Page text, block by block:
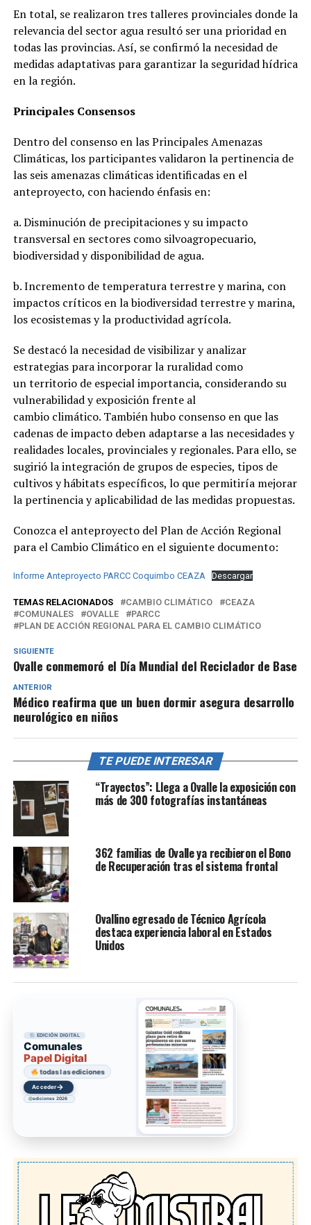
En total, se realizaron tres talleres provinciales donde la
relevancia del sector agua resultó ser una prioridad en
todas las provincias. Así, se confirmó la necesidad de
medidas adaptativas para garantizar la seguridad hídrica
en la región.
Principales Consensos
Dentro del consenso en las Principales Amenazas
Climáticas, los participantes validaron la pertinencia de
las seis amenazas climáticas identificadas en el
anteproyecto, con haciendo énfasis en:
a. Disminución de precipitaciones y su impacto
transversal en sectores como silvoagropecuario,
biodiversidad y disponibilidad de agua.
b. Incremento de temperatura terrestre y marina, con
impactos críticos en la biodiversidad terrestre y marina,
los ecosistemas y la productividad agrícola.
Se destacó la necesidad de visibilizar y analizar
estrategias para incorporar la ruralidad como
un territorio de especial importancia, considerando su
vulnerabilidad y exposición frente al
cambio climático. También hubo consenso en que las
cadenas de impacto deben adaptarse a las necesidades y
realidades locales, provinciales y regionales. Para ello, se
sugirió la integración de grupos de especies, tipos de
cultivos y hábitats específicos, lo que permitiría mejorar
la pertinencia y aplicabilidad de las medidas propuestas.
Conozca el anteproyecto del Plan de Acción Regional
para el Cambio Climático en el siguiente documento:
Informe Anteproyecto PARCC Coquimbo CEAZA Descargar
TEMAS RELACIONADOS CAMBIO CLIMÁTICO
CEAZA
COMUNALES
OVALLE
PARCC
PLAN DE ACCIÓN REGIONAL PARA EL CAMBIO CLIMÁTICO
SIGUIENTE
Ovalle conmemoró el Día Mundial del Reciclador de Base
ANTERIOR
Médico reafirma que un buen dormir asegura desarrollo
neurológico en niños
TE PUEDE INTERESAR
“Trayectos”: Llega a Ovalle la exposición con
más de 300 fotografías instantáneas
362 familias de Ovalle ya recibieron el Bono
de Recuperación tras el sistema frontal
Ovallino egresado de Técnico Agrícola
destaca experiencia laboral en Estados
Unidos
EDICIÓN DIGITAL
Comunales
Papel Digital
todas las ediciones
Acceder→
ediciones 2026